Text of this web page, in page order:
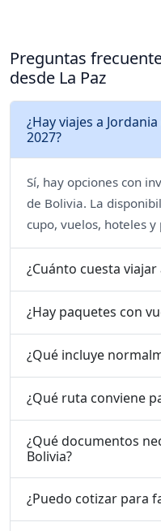
Preguntas
desde La Paz
¿Hay viajes a
2027?
Sí, hay opciones con
de Bolivia. La
cupo, vuelos, hoteles y
¿Cuánto cuesta viajar
¿Hay paquetes con
¿Qué incluye
¿Qué ruta conviene
¿Qué documentos
Bolivia?
¿Puedo cotizar para